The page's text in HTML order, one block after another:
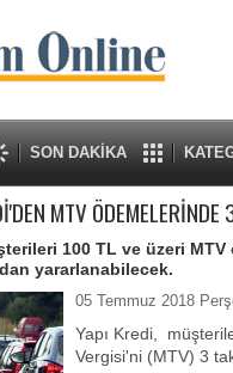
SON DAKİKA
MTV
100 TL ve üzeri
yararlanabilecek.
05 Temmuz 2018
Yapı Kredi,
Vergisi'ni (MTV) 3